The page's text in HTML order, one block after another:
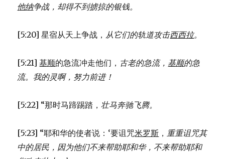
他纳争战， 却得不到掳掠的银钱。
[5:20] 星宿从天上争战， 从它们的轨道攻击西西拉。
[5:21]基顺的急流冲走他们， 古老的急流， 基顺的急
流。 我的灵啊，努力前进！
[5:22] “那时马蹄踢踏，壮马奔驰飞腾。
[5:23] “耶和华的使者说：‘要诅咒米罗斯 ， 重重诅咒其
中的居民， 因为他们不来帮助耶和华， 不来帮助耶和